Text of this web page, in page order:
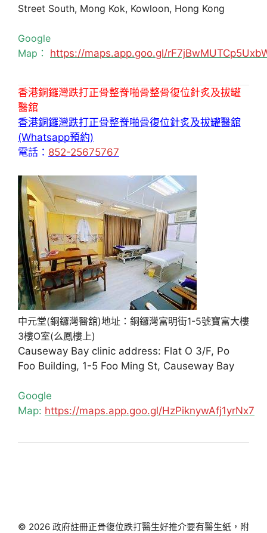
Street South, Mong Kok, Kowloon, Hong Kong
Google
Map： https://maps.app.goo.gl/
香港銅鑼灣跌打正骨整脊啪骨整骨復位針炙及拔罐
醫舘
香港銅鑼灣跌打正骨整脊啪骨復位針炙及拔罐醫舘
(Whatsapp預約)
電話： 852-25675767
中元堂(銅鑼灣醫舘)地址：銅鑼灣富明街1-5號寶富大樓
3樓O室(么鳳樓上)
Causeway Bay clinic address: Flat O 3/F, Po
Foo Building, 1-5 Foo Ming St, Causeway Bay
Google
Map: https://maps.app.goo.gl/HzPiknywAfj1yrNx7
© 2026 政府註冊正骨復位跌打醫生好推介要有醫生紙，附